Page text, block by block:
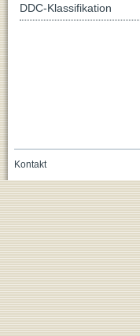
DDC-Klassifikation
Kontakt